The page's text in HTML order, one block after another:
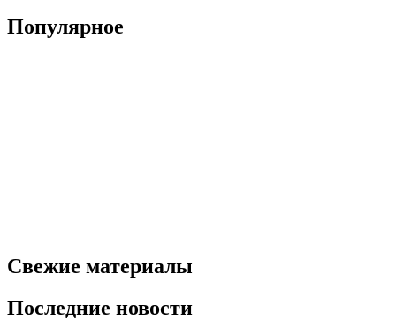
Популярное
Свежие материалы
Последние новости